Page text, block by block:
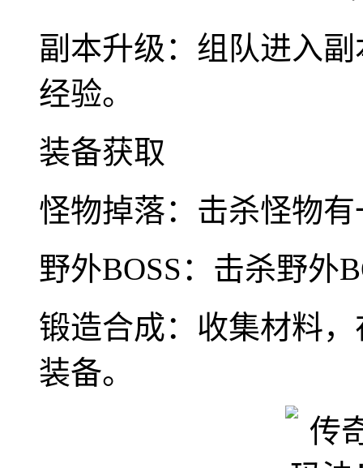
副本升级：组队进入
经验。
装备获取
怪物掉落：击杀怪物
野外BOSS：击杀野外
锻造合成：收集材料
装备。